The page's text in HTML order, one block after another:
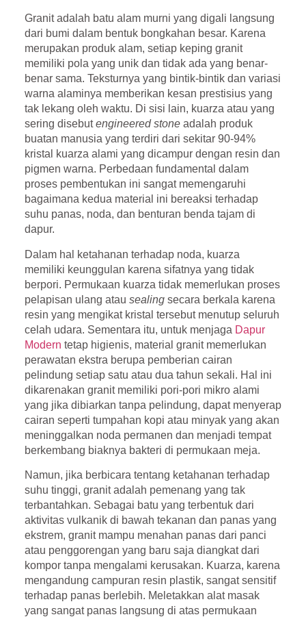
Granit adalah batu alam murni yang digali langsung
dari bumi dalam bentuk bongkahan besar. Karena
merupakan produk alam, setiap keping granit
memiliki pola yang unik dan tidak ada yang benar-
benar sama. Teksturnya yang bintik-bintik dan variasi
warna alaminya memberikan kesan prestisius yang
tak lekang oleh waktu. Di sisi lain, kuarza atau yang
sering disebutengineered stoneadalah produk
buatan manusia yang terdiri dari sekitar 90-94%
kristal kuarza alami yang dicampur dengan resin dan
pigmen warna. Perbedaan fundamental dalam
proses pembentukan ini sangat memengaruhi
bagaimana kedua material ini bereaksi terhadap
suhu panas, noda, dan benturan benda tajam di
dapur.
Dalam hal ketahanan terhadap noda, kuarza
memiliki keunggulan karena sifatnya yang tidak
berpori. Permukaan kuarza tidak memerlukan proses
pelapisan ulang atau sealingsecara berkala karena
resin yang mengikat kristal tersebut menutup seluruh
celah udara. Sementara itu, untuk menjaga Dapur
Modern tetap higienis, material granit memerlukan
perawatan ekstra berupa pemberian cairan
pelindung setiap satu atau dua tahun sekali. Hal ini
dikarenakan granit memiliki pori-pori mikro alami
yang jika dibiarkan tanpa pelindung, dapat menyerap
cairan seperti tumpahan kopi atau minyak yang akan
meninggalkan noda permanen dan menjadi tempat
berkembang biaknya bakteri di permukaan meja.
Namun, jika berbicara tentang ketahanan terhadap
suhu tinggi, granit adalah pemenang yang tak
terbantahkan. Sebagai batu yang terbentuk dari
aktivitas vulkanik di bawah tekanan dan panas yang
ekstrem, granit mampu menahan panas dari panci
atau penggorengan yang baru saja diangkat dari
kompor tanpa mengalami kerusakan. Kuarza, karena
mengandung campuran resin plastik, sangat sensitif
terhadap panas berlebih. Meletakkan alat masak
yang sangat panas langsung di atas permukaan